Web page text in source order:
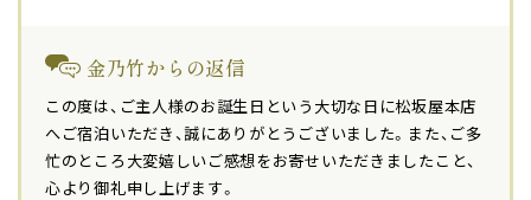
金乃竹からの返信
この度は、ご主人様のお誕生日という大切な日に松坂屋本店
へご宿泊いただき、誠にありがとうございました。また、ご多
忙のところ大変嬉しいご感想をお寄せいただきましたこと、
心より御礼申し上げます。